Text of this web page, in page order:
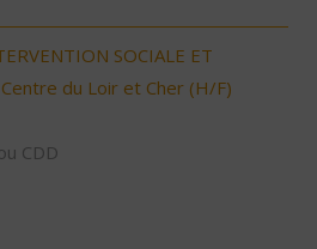
SOCIALE ET
Centre du Loir et Cher (H/F)
CDD